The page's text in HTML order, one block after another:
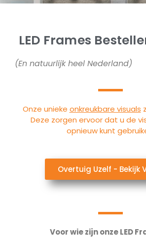
LED Frames
(En natuurlijk heel Nederland)
Onze unieke onkreukbare visuals
Deze zorgen ervoor dat u de
opnieuw kunt
Overtuig Uzelf - Bekijk
Voor wie zijn onze LED